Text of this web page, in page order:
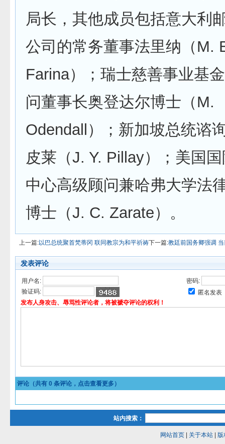
局长，其他成员包括意大利
公司的常务董事法里纳（M.
Farina）；瑞士慈善事业基
问董事长奥登达尔博士（M.
Odendall）；新加坡总统谘
皮莱（J. Y. Pillay）；美国
中心高级顾问兼哈弗大学法
博士（J. C. Zarate）。
上一篇:以巴总统聚首梵蒂冈 联同教宗为和平祈祷下一篇:教廷前国务卿强调
发表评论
用户名:
密码:
验证码:
匿名发表
发布人身攻击、辱骂性评论者，将被褫夺评论的权利！
评论（共有 0 条评论，点击查看更多）
站内搜索：
网站首页| 关于本站| 版